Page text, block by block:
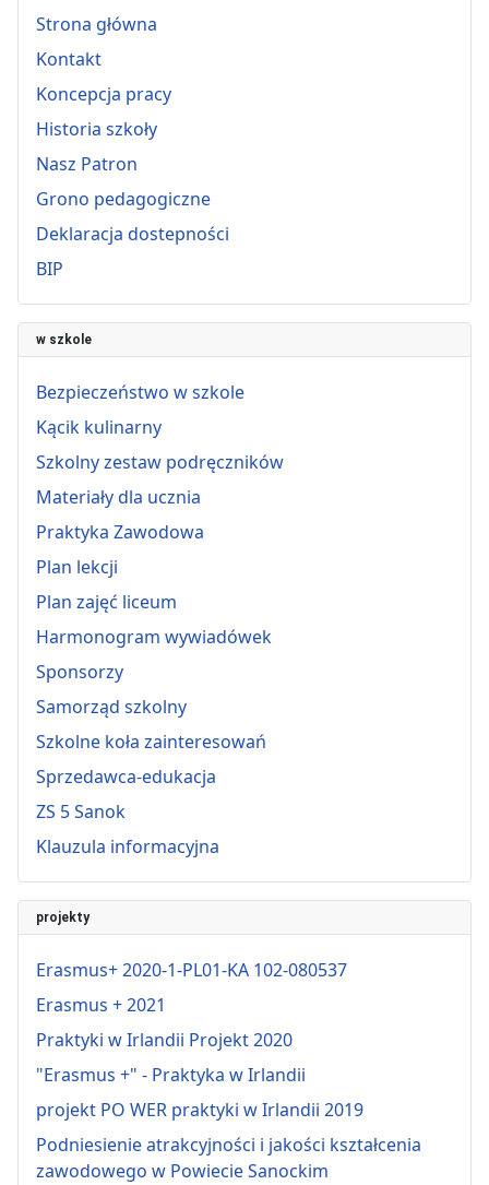
Strona główna
Kontakt
Koncepcja pracy
Historia szkoły
Nasz Patron
Grono pedagogiczne
Deklaracja dostepności
BIP
w szkole
Bezpieczeństwo w szkole
Kącik kulinarny
Szkolny zestaw podręczników
Materiały dla ucznia
Praktyka Zawodowa
Plan lekcji
Plan zajęć liceum
Harmonogram wywiadówek
Sponsorzy
Samorząd szkolny
Szkolne koła zainteresowań
Sprzedawca-edukacja
ZS 5 Sanok
Klauzula informacyjna
projekty
Erasmus+ 2020-1-PL01-KA 102-080537
Erasmus + 2021
Praktyki w Irlandii Projekt 2020
"Erasmus +" - Praktyka w Irlandii
projekt PO WER praktyki w Irlandii 2019
Podniesienie atrakcyjności i jakości kształcenia
zawodowego w Powiecie Sanockim